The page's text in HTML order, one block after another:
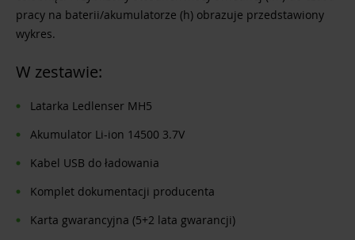
pracy na baterii/akumulatorze (h) obrazuje przedstawiony
wykres.
W zestawie:
Latarka Ledlenser MH5
Akumulator Li-ion 14500 3.7V
Kabel USB do ładowania
Komplet dokumentacji producenta
Karta gwarancyjna (5+2 lata gwarancji)